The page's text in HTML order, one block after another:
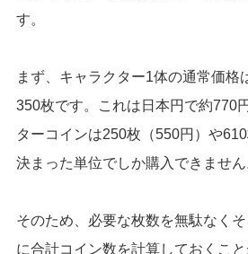
す。
まず、キャラクター1体の通常価格
350枚です。これは日本円で約770
ターコインは250枚（550円）や
決まった単位でしか購入できません
そのため、必要な枚数を無駄なく
に合計コイン数を計算しておくこと